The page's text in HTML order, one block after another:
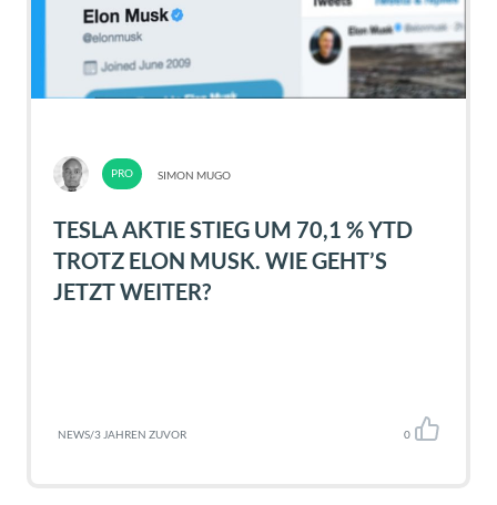
SIMON MUGO
TESLA AKTIE STIEG UM 70,1 % YTD
TROTZ ELON MUSK. WIE GEHT’S
JETZT WEITER?
NEWS/3 JAHREN ZUVOR 0